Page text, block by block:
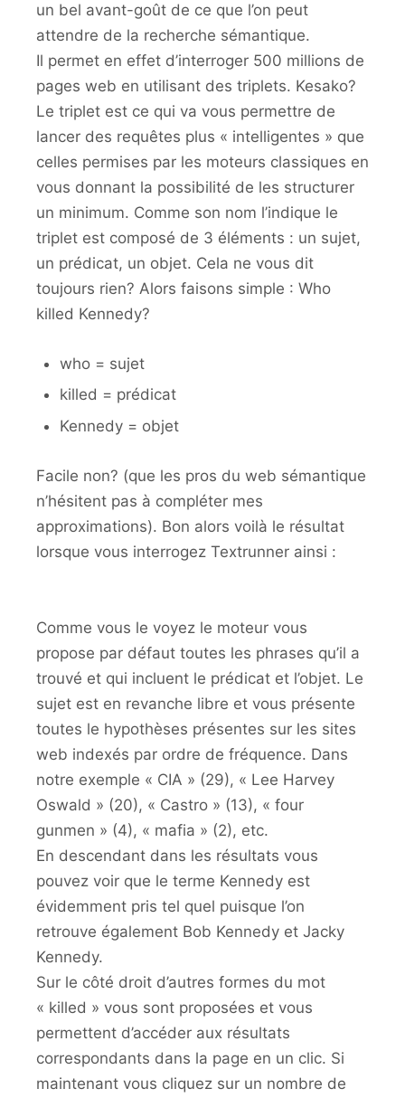
un bel avant-goût de ce que l’on peut
attendre de la recherche sémantique.
Il permet en effet d’interroger 500 millions de
pages web en utilisant des triplets. Kesako?
Le triplet est ce qui va vous permettre de
lancer des requêtes plus « intelligentes » que
celles permises par les moteurs classiques en
vous donnant la possibilité de les structurer
un minimum. Comme son nom l’indique le
triplet est composé de 3 éléments : un sujet,
un prédicat, un objet. Cela ne vous dit
toujours rien? Alors faisons simple : Who
killed Kennedy?
who = sujet
killed = prédicat
Kennedy = objet
Facile non? (que les pros du web sémantique
n’hésitent pas à compléter mes
approximations). Bon alors voilà le résultat
lorsque vous interrogez Textrunner ainsi :
Comme vous le voyez le moteur vous
propose par défaut toutes les phrases qu’il a
trouvé et qui incluent le prédicat et l’objet. Le
sujet est en revanche libre et vous présente
toutes le hypothèses présentes sur les sites
web indexés par ordre de fréquence. Dans
notre exemple « CIA » (29), « Lee Harvey
Oswald » (20), « Castro » (13), « four
gunmen » (4), « mafia » (2), etc.
En descendant dans les résultats vous
pouvez voir que le terme Kennedy est
évidemment pris tel quel puisque l’on
retrouve également Bob Kennedy et Jacky
Kennedy.
Sur le côté droit d’autres formes du mot
« killed » vous sont proposées et vous
permettent d’accéder aux résultats
correspondants dans la page en un clic. Si
maintenant vous cliquez sur un nombre de